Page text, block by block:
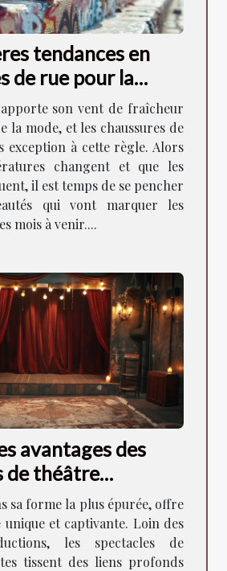
tendances en
de rue pour la
apporte son vent de fraîcheur
la mode, et les chaussures de
exception à cette règle. Alors
changent et que les
il est temps de se pencher
qui vont marquer les
mois à venir....
avantages des
de théâtre
la
locale
sa forme la plus épurée, offre
unique et captivante. Loin des
les spectacles de
tissent des liens profonds